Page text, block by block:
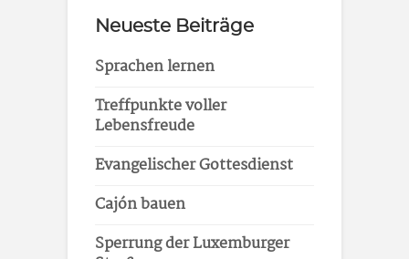
Neueste Beiträge
Sprachen lernen
Treffpunkte voller
Lebensfreude
Evangelischer Gottesdienst
Cajón bauen
Sperrung der Luxemburger